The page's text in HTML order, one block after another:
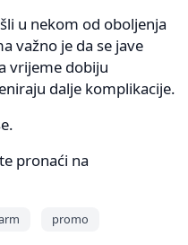
u nekom od oboljenja
važno je da se jave
vrijeme dobiju
dalje komplikacije.
pronaći na
promo